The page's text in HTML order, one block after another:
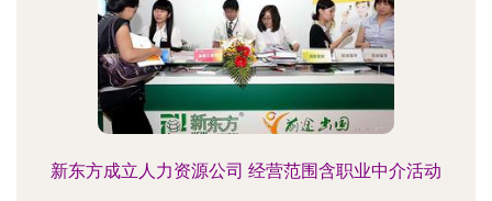
新东方成立人力资源公司 经营范围含职业中介活动